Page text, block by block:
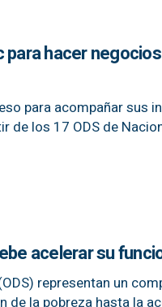
para hacer
para acompañar sus
de los 17 ODS de
acelerar su
representan un
la pobreza hasta la